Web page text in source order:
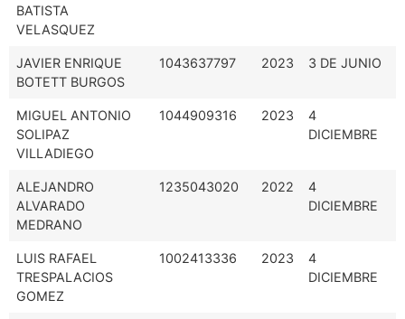
BATISTA
VELASQUEZ
JAVIER ENRIQUE
BOTETT BURGOS
1043637797 2023 3 DE JUNIO
MIGUEL ANTONIO
SOLIPAZ
VILLADIEGO
1044909316 2023
4
DICIEMBRE
ALEJANDRO
ALVARADO
MEDRANO
1235043020 2022
4
DICIEMBRE
LUIS RAFAEL
TRESPALACIOS
GOMEZ
1002413336 2023
4
DICIEMBRE